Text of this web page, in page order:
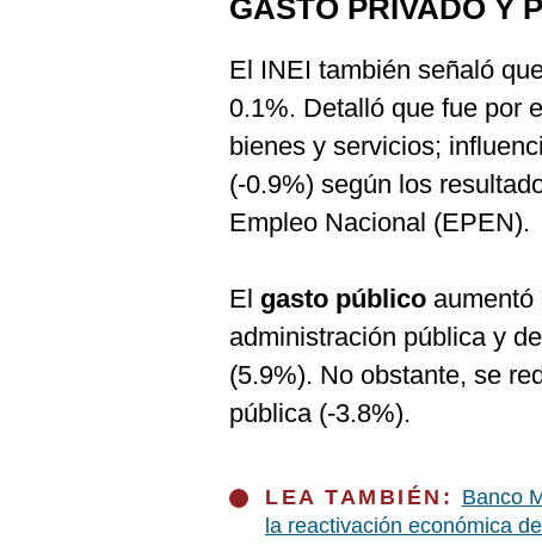
GASTO PRIVADO Y
El INEI también señaló
0.1%. Detalló que fue por
bienes y servicios;
(-0.9%) según los
Empleo Nacional (EPEN).
El gasto público
administración pública y
(5.9%). No obstante, se
pública (-3.8%).
LEA TAMBIÉN: Banco
la reactivación económica